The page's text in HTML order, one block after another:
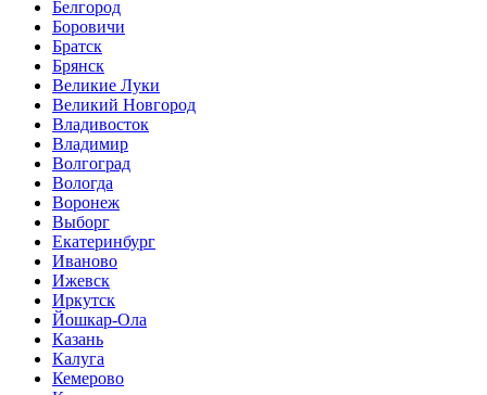
Белгород
Боровичи
Братск
Брянск
Великие Луки
Великий Новгород
Владивосток
Владимир
Волгоград
Вологда
Воронеж
Выборг
Екатеринбург
Иваново
Ижевск
Иркутск
Йошкар-Ола
Казань
Калуга
Кемерово